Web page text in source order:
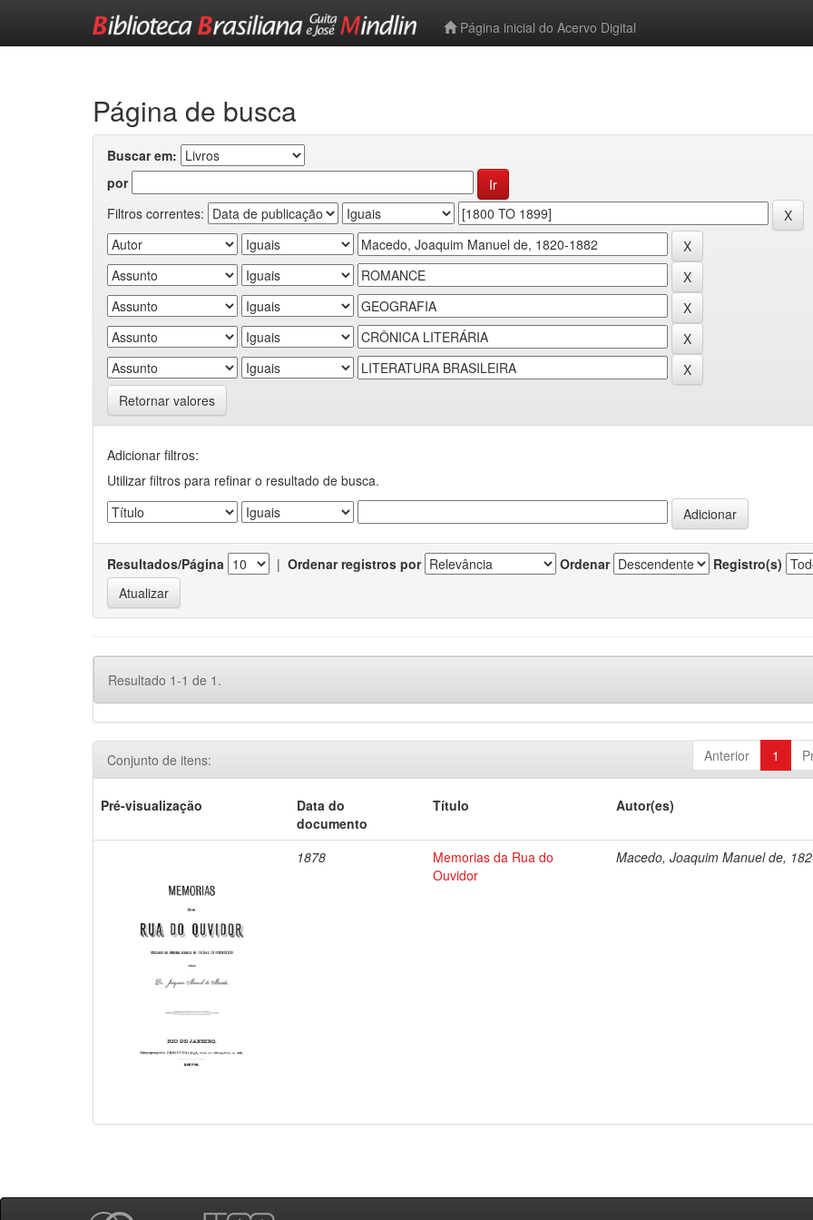
Página inicial do Acervo Digital
Página de busca
Buscar em:
por
Filtros correntes:
Retornar valores
Adicionar filtros:
Utilizar filtros para refinar o resultado de busca.
Resultados/Página | Ordenar registros por Ordenar Registro(s)
Resultado 1-1 de 1.
Anterior 1
Conjunto de itens:
Pré-visualização
Data do
documento
Título Autor(es)
1878
Memorias da Rua do
Ouvidor
Macedo, Joaquim Manuel de,